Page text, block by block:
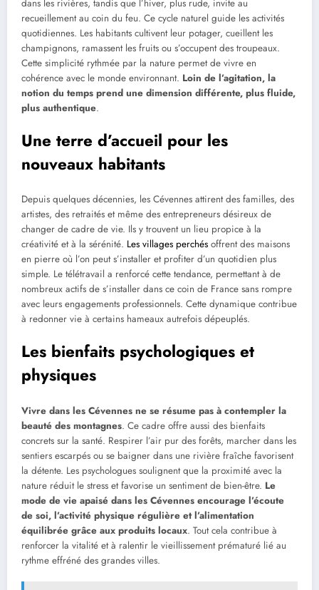
dans les rivières, tandis que l’hiver, plus rude, invite au
recueillement au coin du feu. Ce cycle naturel guide les activités
quotidiennes. Les habitants cultivent leur potager, cueillent les
champignons, ramassent les fruits ou s’occupent des troupeaux.
Cette simplicité rythmée par la nature permet de vivre en
cohérence avec le monde environnant. Loin de l’agitation, la
notion du temps prend une dimension différente, plus fluide,
plus authentique.
Une terre d’accueil pour les
nouveaux habitants
Depuis quelques décennies, les Cévennes attirent des familles, des
artistes, des retraités et même des entrepreneurs désireux de
changer de cadre de vie. Ils y trouvent un lieu propice à la
créativité et à la sérénité. Les villages perchés offrent des maisons
en pierre où l’on peut s’installer et profiter d’un quotidien plus
simple. Le télétravail a renforcé cette tendance, permettant à de
nombreux actifs de s’installer dans ce coin de France sans rompre
avec leurs engagements professionnels. Cette dynamique contribue
à redonner vie à certains hameaux autrefois dépeuplés.
Les bienfaits psychologiques et
physiques
Vivre dans les Cévennes ne se résume pas à contempler la
beauté des montagnes. Ce cadre offre aussi des bienfaits
concrets sur la santé. Respirer l’air pur des forêts, marcher dans les
sentiers escarpés ou se baigner dans une rivière fraîche favorisent
la détente. Les psychologues soulignent que la proximité avec la
nature réduit le stress et favorise un sentiment de bien-être. Le
mode de vie apaisé dans les Cévennes encourage l’écoute
de soi, l’activité physique régulière et l’alimentation
équilibrée grâce aux produits locaux. Tout cela contribue à
renforcer la vitalité et à ralentir le vieillissement prématuré lié au
rythme effréné des grandes villes.